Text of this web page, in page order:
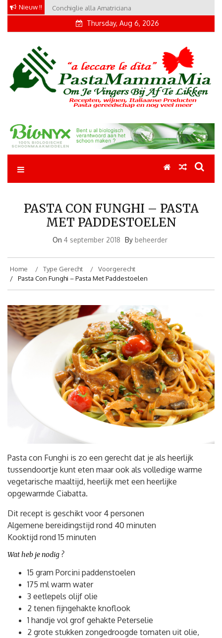
Skip
content
Nieuw !! Conchiglie alla Amatriciana
Thursday, Aug 6, 2026
Pastamammamia
Pastarecepten om je vingers bij af te likken
PASTA CON FUNGHI – PASTA
MET PADDESTOELEN
On 4 september 2018 By beheerder
Home Type Gerecht
Voorgerecht
Pasta Con Funghi – Pasta Met Paddestoelen
Pasta con Funghi is zo een gerecht dat je als heerlijk
tussendoortje kunt eten maar ook als volledige warme
vegetarische maaltijd, heerlijk met een heerlijke
opgewarmde Ciabatta.
Dit recept is geschikt voor 4 personen
Algemene bereidingstijd rond 40 minuten
Kooktijd rond 15 minuten
Wat heb je nodig ?
15 gram Porcini paddenstoelen
175 ml warm water
3 eetlepels olijf olie
2 tenen fijngehakte knoflook
1 handje vol grof gehakte Peterselie
2 grote stukken zongedroogde tomaten uit olie,